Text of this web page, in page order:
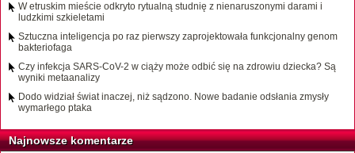
W etruskim mieście odkryto rytualną studnię z nienaruszonymi darami i
ludzkimi szkieletami
Sztuczna inteligencja po raz pierwszy zaprojektowała funkcjonalny genom
bakteriofaga
Czy infekcja SARS-CoV-2 w ciąży może odbić się na zdrowiu dziecka? Są
wyniki metaanalizy
Dodo widział świat inaczej, niż sądzono. Nowe badanie odsłania zmysły
wymarłego ptaka
Najnowsze komentarze